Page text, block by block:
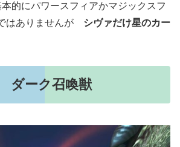
的にパワースフィアかマジックスフ
はありませんが シヴァだけ星のカー
ダーク召喚獣